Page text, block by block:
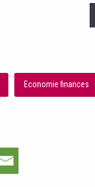
Economie finances